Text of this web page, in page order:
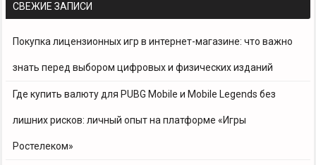
СВЕЖИЕ ЗАПИСИ
Покупка лицензионных игр в интернет-магазине: что важно
знать перед выбором цифровых и физических изданий
Где купить валюту для PUBG Mobile и Mobile Legends без
лишних рисков: личный опыт на платформе «Игры
Ростелеком»